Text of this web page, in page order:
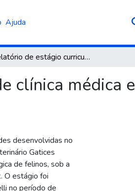
Ajuda
Relatório de estágio curricular obrigatório: área de clínica médica e cirúrgica de felinos
clínica médica e
desenvolvidas no
Gatices
de felinos, sob a
O estágio foi
no período de